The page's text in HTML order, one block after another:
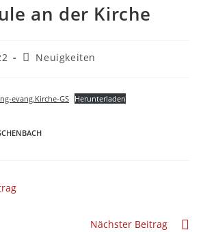
an der Kirche
Beitrags-
Neuigkeiten
evang.Kirche-GS Herunterladen
Nächster Beitrag